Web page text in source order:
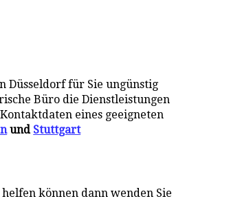
Düsseldorf für Sie ungünstig
Büro die Dienstleistungen
eines geeigneten
und Stuttgart
können dann wenden Sie